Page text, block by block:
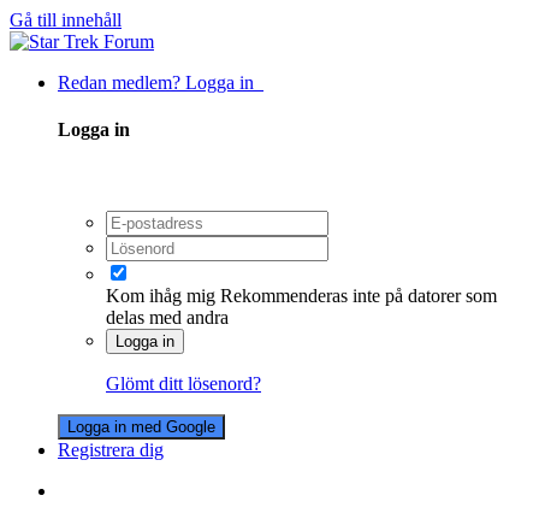
Gå till innehåll
Redan medlem? Logga in
Logga in
Kom ihåg mig Rekommenderas inte på datorer som
delas med andra
Logga in
Glömt ditt lösenord?
Logga in med Google
Registrera dig